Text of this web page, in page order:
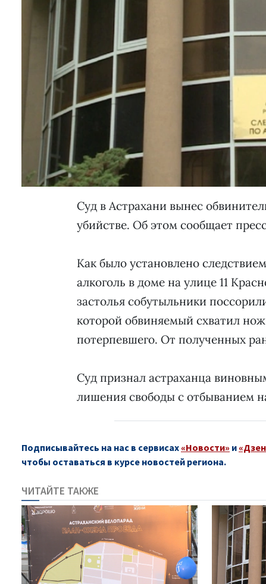
Суд в Астрахани вынес
убийстве. Об этом сообщает
Как было установлено
алкоголь в доме на улице 11
застолья собутыльники
которой обвиняемый схватил
потерпевшего. От полученных
Суд признал астраханца
лишения свободы с отбыванием
Подписывайтесь на нас в сервисах «Новости» и
чтобы оставаться в курсе новостей региона.
ЧИТАЙТЕ ТАКЖЕ